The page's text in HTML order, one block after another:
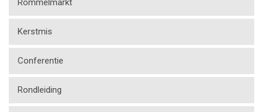
Rommelmarkt
Kerstmis
Conferentie
Rondleiding